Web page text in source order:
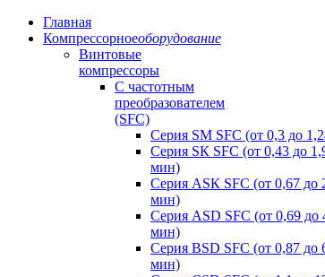
Главная
Компрессорноеоборудование
Винтовые
компрессоры
C частотным
преобразователем
(SFC)
Серия SM SFC (от 0,3 до
Серия SК SFC (от 0,43 до
мин)
Серия АSК SFC (от 0,67 до
мин)
Серия АSD SFC (от 0,69 до
мин)
Серия ВSD SFC (от 0,87 до
мин)